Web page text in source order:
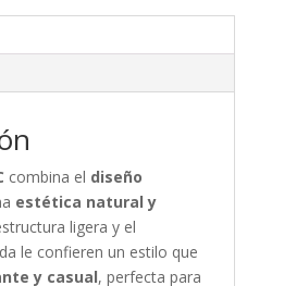
combina el diseño
estética natural y
ligera y el
le confieren un estilo que
y casual, perfecta para